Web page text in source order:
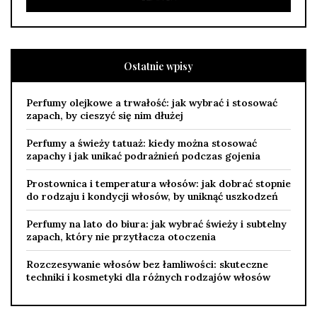
Ostatnie wpisy
Perfumy olejkowe a trwałość: jak wybrać i stosować
zapach, by cieszyć się nim dłużej
Perfumy a świeży tatuaż: kiedy można stosować
zapachy i jak unikać podrażnień podczas gojenia
Prostownica i temperatura włosów: jak dobrać stopnie
do rodzaju i kondycji włosów, by uniknąć uszkodzeń
Perfumy na lato do biura: jak wybrać świeży i subtelny
zapach, który nie przytłacza otoczenia
Rozczesywanie włosów bez łamliwości: skuteczne
techniki i kosmetyki dla różnych rodzajów włosów